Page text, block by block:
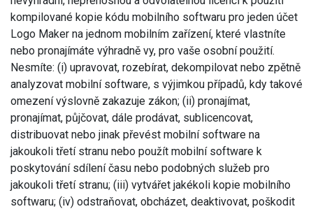
kompilované kopie kódu mobilního softwaru pro jeden účet
Logo Maker na jednom mobilním zařízení, které vlastníte
nebo pronajímáte výhradně vy, pro vaše osobní použití.
Nesmíte: (i) upravovat, rozebírat, dekompilovat nebo zpětně
analyzovat mobilní software, s výjimkou případů, kdy takové
omezení výslovně zakazuje zákon; (ii) pronajímat,
pronajímat, půjčovat, dále prodávat, sublicencovat,
distribuovat nebo jinak převést mobilní software na
jakoukoli třetí stranu nebo použít mobilní software k
poskytování sdílení času nebo podobných služeb pro
jakoukoli třetí stranu; (iii) vytvářet jakékoli kopie mobilního
softwaru; (iv) odstraňovat, obcházet, deaktivovat, poškodit